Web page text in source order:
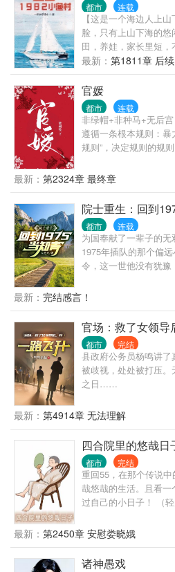
都市 连载
【这是一个海边人上
脸，只有上山下海的
田，养娃，家长里短
是睡不着觉，想着去甲
掉海里回到了1982年
他已经不是年轻时候的
想好好来过的，只是
子没出息，这辈子他
回遗憾，跟老婆好好
【说明一下，改笔名了
在改为“米饭的米”】
最新： 第1811章 后续
官媛
都市 连载
非绿帽+非种马+无后
遵循一条根本规则：暴
规则”，决定规则的规
人情，误入了一个无解
里呆一辈子，没想到
成了对弈人。
最新： 第2324章 最终章
院士重生：回到
都市 连载
为国奉献了一辈子的
1975年插队的那个偏
令，这一世他没有犹
幼薇母女蒙难惨死。
的时代！
最新： 完结感言！
官场：救了女领导
都市 完结
县政府公务员杨鸣讲
被歧视，处处被打压
之日……
最新： 第4914章 无法理解
四合院里的悠哉日
都市 完结
重回55，在那个传说
哉悠哉的生活。且看
过自己的小日子！ （
最新： 第2450章 安慰娄晓娥
诸神愚戏